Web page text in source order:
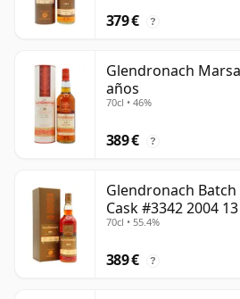
379 € ?
Glendronach
años
70cl • 46%
389 € ?
Glendronach
Cask #3342 2004
70cl • 55.4%
389 € ?